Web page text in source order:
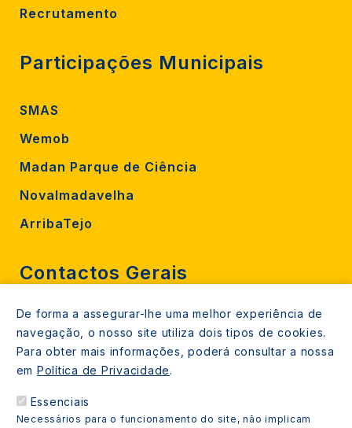
Recrutamento
Participações Municipais
SMAS
Wemob
Madan Parque de Ciência
Novalmadavelha
ArribaTejo
Contactos Gerais
212 724 000
800206770 (gratuito rede fixa)
Contacte-nos
Espaços de atendimento
De forma a assegurar-lhe uma melhor experiência de
navegação, o nosso site utiliza dois tipos de cookies.
Para obter mais informações, poderá consultar a nossa
em Política de Privacidade.
Essenciais
Necessários para o funcionamento do site, não implicam